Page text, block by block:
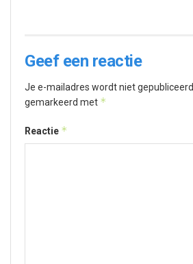
Geef een reactie
Je e-mailadres wordt niet gepubliceerd.
gemarkeerd met *
Reactie *